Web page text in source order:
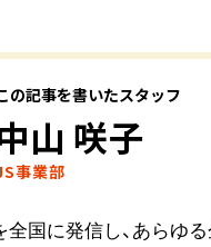
の記事を書いたスタッフ
山 咲子
事業部
国に発信し、あらゆ